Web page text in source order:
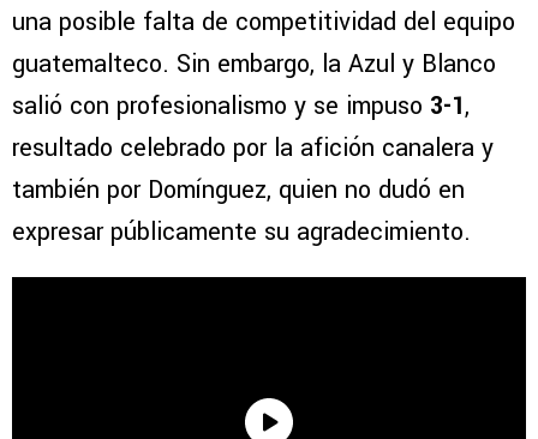
una posible falta de competitividad del equipo
guatemalteco. Sin embargo, la Azul y Blanco
salió con profesionalismo y se impuso 3-1,
resultado celebrado por la afición canalera y
también por Domínguez, quien no dudó en
expresar públicamente su agradecimiento.